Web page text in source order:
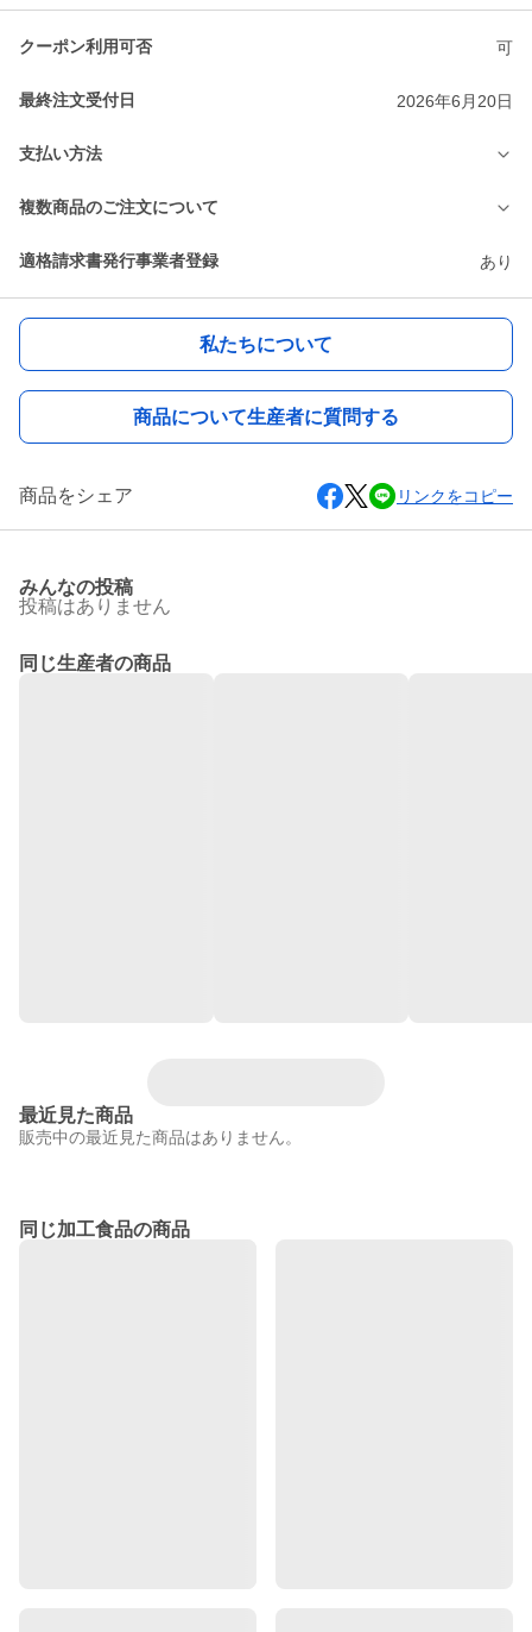
クーポン利用可否 可
最終注文受付日 2026年6月20日
支払い方法
複数商品のご注文について
適格請求書発行事業者登録 あり
私たちについて
商品について生産者に質問する
商品をシェア リンクをコピー
みんなの投稿
投稿はありません
同じ生産者の商品
最近見た商品
販売中の最近見た商品はありません。
同じ加工食品の商品